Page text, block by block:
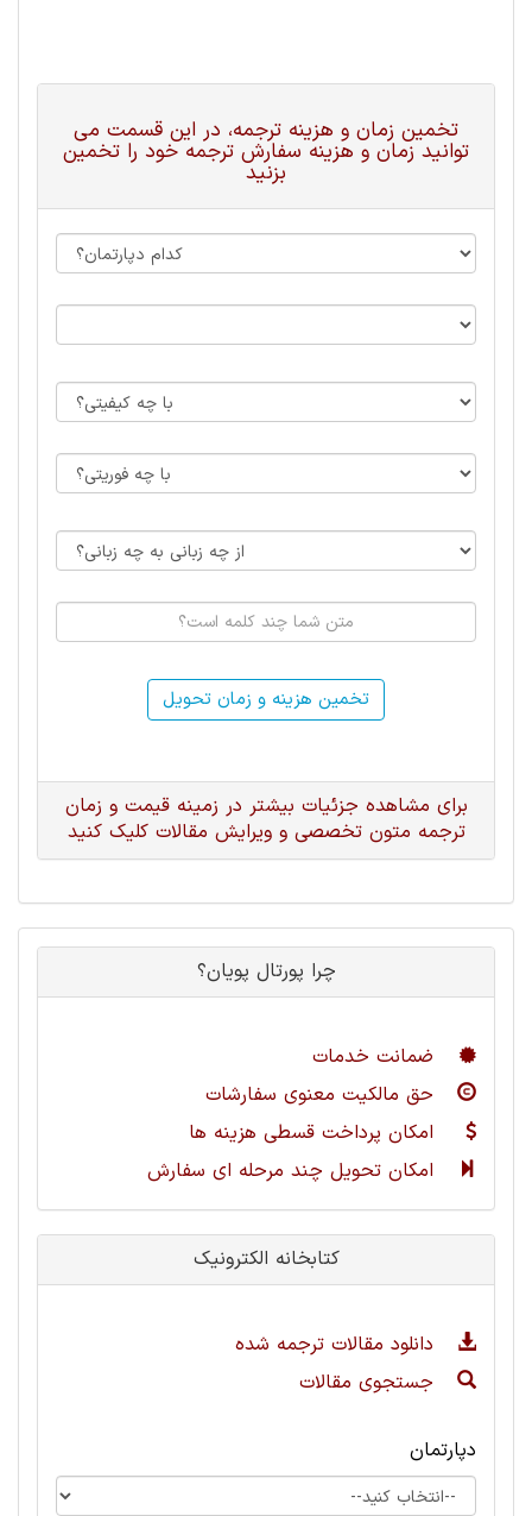
تخمین زمان و هزینه ترجمه، در این قسمت می
توانید زمان و هزینه سفارش ترجمه خود را تخمین
بزنید
تخمین هزینه و زمان تحویل
برای مشاهده جزئیات بیشتر در زمینه قیمت و زمان
ترجمه متون تخصصی و ویرایش مقالات کلیک کنید
چرا پورتال پویان؟
ضمانت خدمات
حق مالکیت معنوی سفارشات
امکان پرداخت قسطی هزینه ها
امکان تحویل چند مرحله ای سفارش
کتابخانه الکترونیک
دانلود مقالات ترجمه شده
جستجوی مقالات
دپارتمان